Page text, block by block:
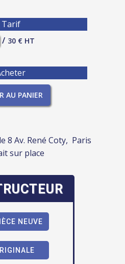
Tarif
/ 30 € HT
AU PANIER
8 Av. René Coty, Paris
sur place
NEUVE